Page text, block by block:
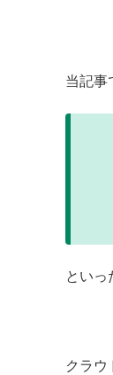
当記事
といっ
クラウ